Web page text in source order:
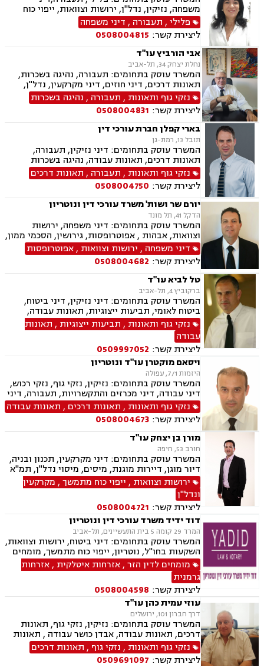
משפחה, נזיקין, נדל"ן, ירושות וצוואות, ייפוי כוח
מתמשך, עסקאות מכר דירה, ליקוי בניה, גירושין,
הסכמי ממון, מזונות, משמורת, נזקי גוף, תאונות
דרכים
פלילי, תעבורה , דיני משפחה
ליצירת קשר: 0508004815
אבי הורביץ עו"ד
נחלת יצחק 34, תל-אביב
המשרד עוסק בתחומים: תעבורה, נהיגה בשכרות,
תאונות דרכים, דיני חוזים, דיני מקרקעין, נדל"ן,
עסקאות מכר דירה, ליקויי בנייה, ירושות וצוואות,
דיור מוגן, נזיקין, דיני תאגידים, זכויות אדם, לשון
ובניה
נזקי גוף ותאונות , תעבורה , נהיגה בשכרות
ליצירת קשר: 0508004831
בארי קפלן חברת עורכי דין
תובל 13, רמת-גן
המשרד עוסק בתחומים: דיני נזיקין, תעבורה,
תאונות דרכים, תאונות עבודה, נהיגה בשכרות
נזקי גוף ותאונות , תעבורה , תאונות דרכים
ליצירת קשר: 0508004750
יורם שר ושות' משרד עורכי דין ונוטריון
הדקל 41, תל מונד
המשרד עוסק בתחומים: דיני משפחה, ירושות
וצוואות, אבהות , אפוטרופסות, גירושין, הסכמי ממון,
ידועים בציבור, מזונות, משמורת, אזרחויות ואשרות,
דיני הגירה, הסדרת מעמד בישראל.
דיני משפחה , ירושות וצוואות ,אפוטרופסות
ליצירת קשר: 0508004682
טל לביא עו"ד
ברקוביץ 4, תל-אביב
המשרד עוסק בתחומים: דיני נזיקין, דיני ביטוח,
ביטוח לאומי, תביעות ייצוגיות, תאונות עבודה,
תאונות דרכים, אבדן כושר עבודה, ביטוח חיים
וביטוח סיעודי.
נזקי גוף ותאונות , תביעות ייצוגיות , תאונות
עבודה
ליצירת קשר: 0509997052
ויסאם מוקטרן עו"ד ונוטריון
היזמות 7/1, עפולה
המשרד עוסק בתחומים: נזיקין, נזקי גוף, נזקי רכוש,
דיני עבודה, דיני מכרזים והתקשרויות, תעבורה, דיני
חוזים, דיני ביטוח, דיני מקרקעין, רשלנות רפואית,
תאונות ספורט, סדר דין אזרחי וראיות, חוקתי
ומנהלי, גישור ובוררויות, ביטוח לאומי, תאונות
דרכים, תאונות עבודה, משרד הביטחון, נכי צה"ל,
לשון הרע, צווי מניעה, ירושות וצוואות, נוטריון,
רשלנות רפואית- הריון ולידה
נזקי גוף ותאונות , תאונות דרכים , תאונות עבודה
ליצירת קשר: 0508004673
מורן בן יצחק עו"ד
חורב 53, חיפה
המשרד עוסק בתחומים: דיני מקרקעין, תכנון ובניה,
דיור מוגן, דיירות מוגנת, מיסים, מיסוי נדל"ן, תמ"א
38, פינוי בינוי, דיני חוזים ומסחר, גישור ובוררויות,
דיני נזיקין, נזקי גוף, נכי צה"ל, אבדן כושר עבודה ,
דיני ביטוח, רשלנות רפואית, ירושות וצוואות,
ליטיגציה, לשון הרע, דיני עבודה
ירושות וצוואות , ייפוי כוח מתמשך, מקרקעין
ונדל"ן
ליצירת קשר: 0508004721
דוד ידיד משרד עורכי דין ונוטריון
המרד 29 קומה 5 בית התעשיינים, תל-אביב
המשרד עוסק בתחומים: דיני ביטוח, ירושות וצוואות,
השקעות בחו"ל, נוטריון, ייפוי כוח מתמשך, מומחים
לדין הזר, זכויות ניצולי שואה, אזרחות פורטוגלית,
אזרחות ספרדית, תביעות גזזת, ביטוח סיעודי,
נזיקין, נזקי גוף ורכוש, תאונות עבודה, תאונות
דרכים, תאונות תלמידים, תאונות ספורט
מומחים לדין הזר,אזרחות איטלקית ,אזרחות
גרמנית
ליצירת קשר: 0508004598
עוזי עמית כהן עו"ד
דרך חברון 101, ירושלים
המשרד עוסק בתחומים: נזיקין, נזקי גוף, תאונות
דרכים, תאונות עבודה, אבדן כושר עבודה , תאונות
עקב רשלנות, רשלנות רפואית, דיני ביטוח, ייפוי כוח
מתמשך, נוטריון
נזקי גוף ותאונות , נזקי גוף , תאונות דרכים
ליצירת קשר: 0509691097